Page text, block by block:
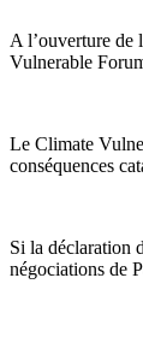
A l’ouverture de
Vulnerable
Le Climate
conséquences
Si la déclaration
négociations de